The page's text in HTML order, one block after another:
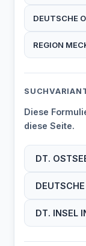
DEUTSCHE
REGION
Diese
diese Seite.
DT.
DT. INSEL